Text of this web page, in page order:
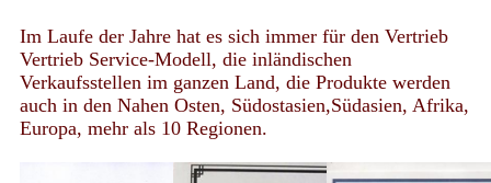
Im Laufe der Jahre hat es sich immer für den Vertrieb
Vertrieb Service-Modell, die inländischen
Verkaufsstellen im ganzen Land, die Produkte werden
auch in den Nahen Osten, Südostasien,Südasien, Afrika,
Europa, mehr als 10 Regionen.